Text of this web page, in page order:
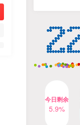
TOP5
今日剩余
5.9%